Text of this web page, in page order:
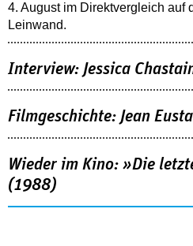
4. August im Direktvergleich auf
Leinwand.
Interview: Jessica
Filmgeschichte: Jean
Wieder im Kino: »Die
(1988)